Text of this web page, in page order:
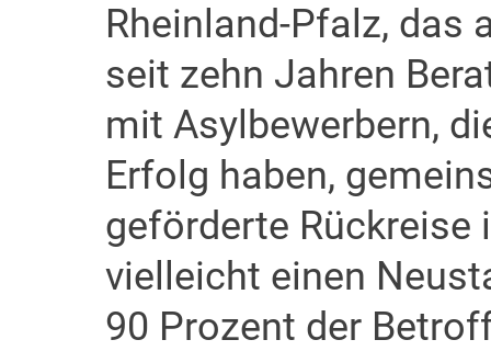
Rheinland-Pfalz, das
seit zehn Jahren
mit Asylbewerbern,
Erfolg haben,
geförderte Rückreise
vielleicht einen
90 Prozent der